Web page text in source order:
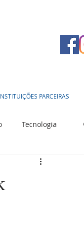
PARCEIRAS
Tecnologia